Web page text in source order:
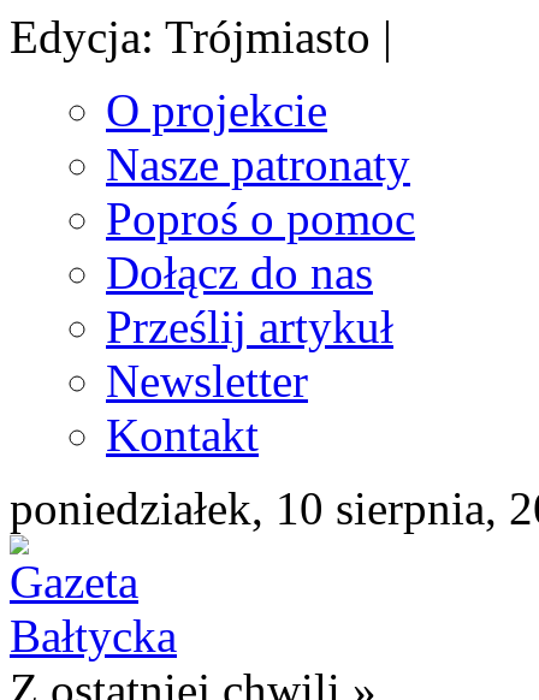
Edycja: Trójmiasto |
O projekcie
Nasze patronaty
Poproś o pomoc
Dołącz do nas
Prześlij artykuł
Newsletter
Kontakt
poniedziałek, 10 sierpnia,